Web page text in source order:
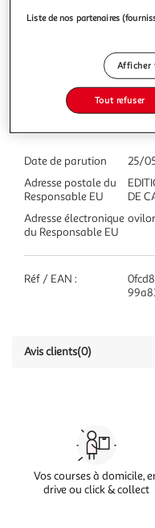
Caractéristiques
Date de parution
25/
Adresse postale du
Responsable EU
DE
Adresse électronique
du Responsable EU
Réf / EAN :
Avis clients(0)
Vos courses à domicile,
drive ou click & collect
Liste de nos partenaires
Afficher
Tout refuser